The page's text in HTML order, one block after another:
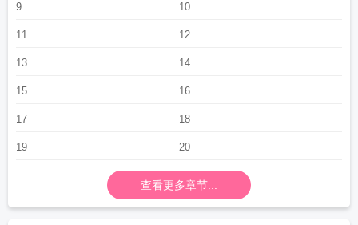
9 10
11 12
13 14
15 16
17 18
19 20
查看更多章节...